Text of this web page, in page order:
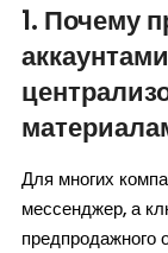
1. Почему
Для многих
мессенджер, а
предпродажного